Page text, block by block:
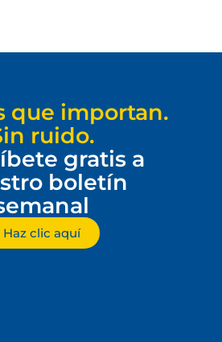
que importan.
ruido.
gratis a
boletín
Haz clic aquí